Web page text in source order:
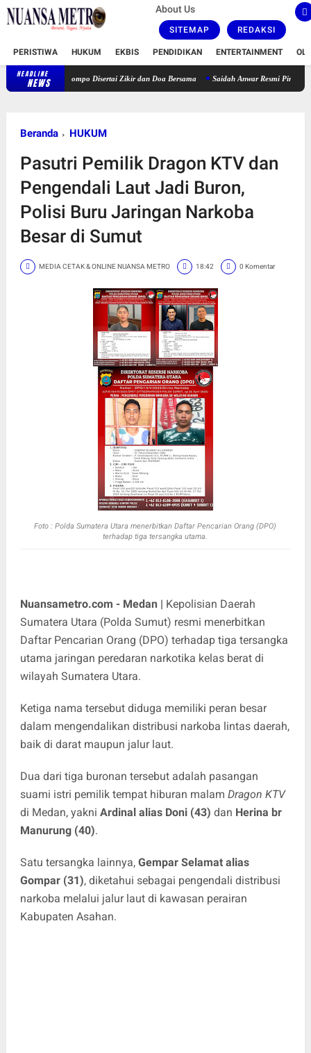
About Us
SITEMAP REDAKSI
PERISTIWA HUKUM EKBIS PENDIDIKAN ENTERTAINMENT
HEADLINE
NEWS
Jompo Disertai Zikir dan Doa Bersama Saidah Anwar Resmi Pimpin PBI
Beranda HUKUM
Pasutri Pemilik Dragon KTV dan
Pengendali Laut Jadi Buron,
Polisi Buru Jaringan Narkoba
Besar di Sumut
MEDIA CETAK & ONLINE NUANSA METRO 18:42 0 Komentar
Foto : Polda Sumatera Utara menerbitkan Daftar Pencarian Orang (DPO)
terhadap tiga tersangka utama.
Nuansametro.com - Medan | Kepolisian Daerah
Sumatera Utara (Polda Sumut) resmi menerbitkan
Daftar Pencarian Orang (DPO) terhadap tiga tersangka
utama jaringan peredaran narkotika kelas berat di
wilayah Sumatera Utara.
Ketiga nama tersebut diduga memiliki peran besar
dalam mengendalikan distribusi narkoba lintas daerah,
baik di darat maupun jalur laut.
Dua dari tiga buronan tersebut adalah pasangan
suami istri pemilik tempat hiburan malam Dragon KTV
di Medan, yakni Ardinal alias Doni (43) dan Herina br
Manurung (40).
Satu tersangka lainnya, Gempar Selamat alias
Gompar (31), diketahui sebagai pengendali distribusi
narkoba melalui jalur laut di kawasan perairan
Kabupaten Asahan.